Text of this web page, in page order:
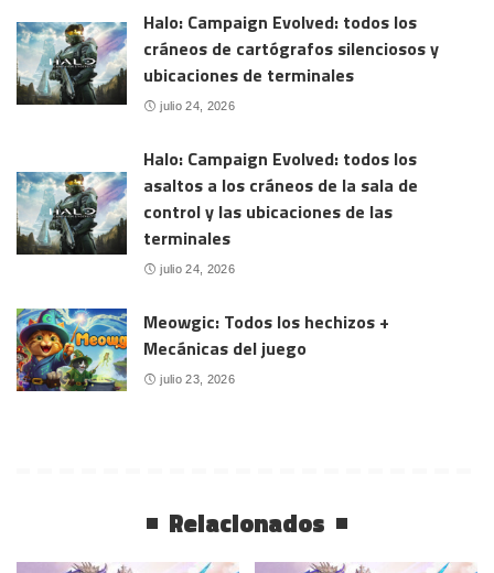
Halo: Campaign Evolved: todos los
cráneos de cartógrafos silenciosos y
ubicaciones de terminales
julio 24, 2026
Halo: Campaign Evolved: todos los
asaltos a los cráneos de la sala de
control y las ubicaciones de las
terminales
julio 24, 2026
Meowgic: Todos los hechizos +
Mecánicas del juego
julio 23, 2026
Relacionados